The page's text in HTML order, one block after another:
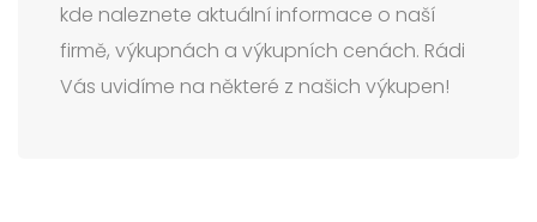
kde naleznete aktuální informace o naší
firmě, výkupnách a výkupních cenách. Rádi
Vás uvidíme na některé z našich výkupen!